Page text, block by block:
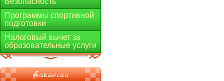
Программы спортивной
подготовки
Налоговый вычет за
образовательные услуги
Вакансии